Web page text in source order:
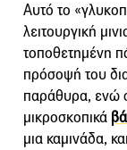
Αυτό το
λειτουργική
τοποθετημένη
πρόσοψή του
παράθυρα, ενώ
μικροσκοπικά
μια καμινάδα,